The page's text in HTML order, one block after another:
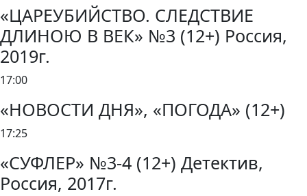
«ЦАРЕУБИЙСТВО. СЛЕДСТВИЕ
ДЛИНОЮ В ВЕК» №3 (12+) Россия,
2019г.
17:00
«НОВОСТИ ДНЯ», «ПОГОДА» (12+)
17:25
«СУФЛЕР» №3-4 (12+) Детектив,
Россия, 2017г.